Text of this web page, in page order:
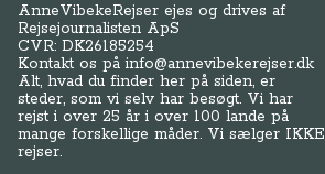
AnneVibekeRejser ejes og drives af
Rejsejournalisten ApS
CVR: DK26185254
Kontakt os påinfo@annevibekerejser.dk
Alt, hvad du finder her på siden, er
steder, som vi selv har besøgt. Vi har
rejst i over 25 år i over 100 lande på
mange forskellige måder. Vi sælger IKKE
rejser.